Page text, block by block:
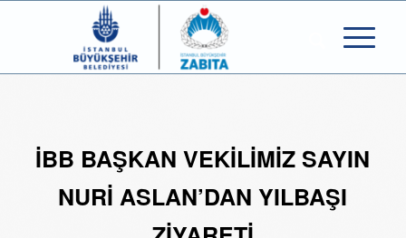
İBB BAŞKAN VEKİLİMİZ SAYIN
NURİ ASLAN’DAN YILBAŞI